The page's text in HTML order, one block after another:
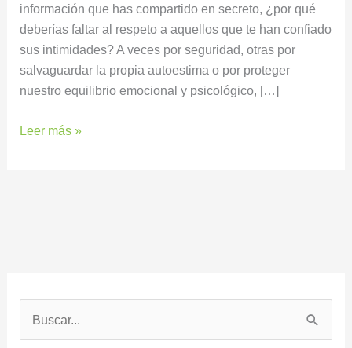
información que has compartido en secreto, ¿por qué
deberías faltar al respeto a aquellos que te han confiado
sus intimidades? A veces por seguridad, otras por
salvaguardar la propia autoestima o por proteger
nuestro equilibrio emocional y psicológico, […]
Leer más »